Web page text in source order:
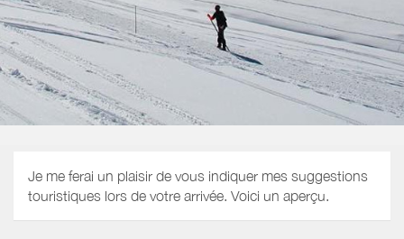
Je me ferai un plaisir de vous indiquer mes suggestions
touristiques lors de votre arrivée. Voici un aperçu.